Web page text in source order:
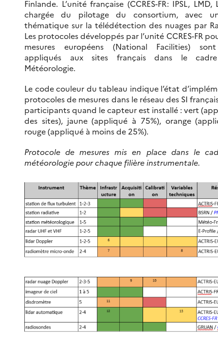
Finlande. L’unité française (CCRES-FR: IPSL, LMD,
chargée du pilotage du consortium, avec
thématique sur la télédétection des nuages par
Les protocoles développés par l’unité CCRES-FR
mesures européens (National Facilities)
appliqués aux sites français dans le
Météorologie.
Le code couleur du tableau indique l’état
protocoles de mesures dans le réseau des SI
participants quand le capteur est installé : vert
des sites), jaune (appliqué à 75%), orange
rouge (appliqué à moins de 25%).
Protocole de mesures mis en place dans le
météorologie pour chaque filière instrumentale.